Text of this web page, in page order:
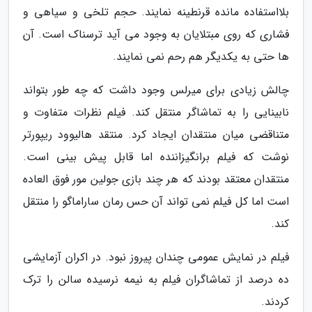
بلااستفاده مانده قرنطینه نمایند. حجم تلخی و سیاهی و
فشاری که روی مبتلایان به وجود می آید ترسناک است. آن
ها حتی به یکدیگر هم رحم نمی نمایند.
چالش زیادی برای میرلس وجود داشت که چه طور بتواند
نابینایی را به تماشاگر منتقل کند. فیلم نظرات متفاوت و
متناقضی میان منتقدان ایجاد کرد. منتقد هالیوود ریپورتر
نوشت که فیلم برانگیزاننده اما قابل پیش بینی است.
منتقدان معتقد بودند که هر چند بازی جولین مور فوق العاده
است اما کل فیلم نمی تواند آن حس رمان ساراماگو را منتقل
کند.
فیلم در نمایش عمومی چندان پیروز نبود. در اکران آزمایشی
ده درصد از تماشاگران فیلم به نیمه نرسیده سالن را ترک
کردند.